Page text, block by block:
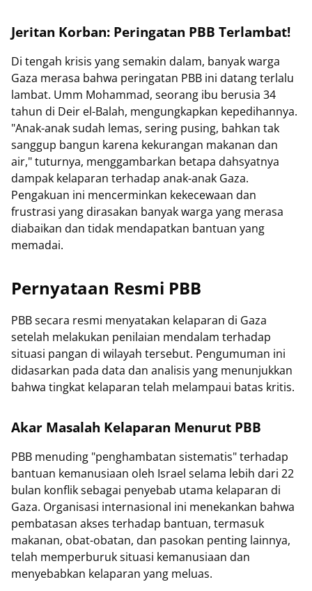
Jeritan Korban: Peringatan PBB Terlambat!
Di tengah krisis yang semakin dalam, banyak warga
Gaza merasa bahwa peringatan PBB ini datang terlalu
lambat. Umm Mohammad, seorang ibu berusia 34
tahun di Deir el-Balah, mengungkapkan kepedihannya.
"Anak-anak sudah lemas, sering pusing, bahkan tak
sanggup bangun karena kekurangan makanan dan
air," tuturnya, menggambarkan betapa dahsyatnya
dampak kelaparan terhadap anak-anak Gaza.
Pengakuan ini mencerminkan kekecewaan dan
frustrasi yang dirasakan banyak warga yang merasa
diabaikan dan tidak mendapatkan bantuan yang
memadai.
Pernyataan Resmi PBB
PBB secara resmi menyatakan kelaparan di Gaza
setelah melakukan penilaian mendalam terhadap
situasi pangan di wilayah tersebut. Pengumuman ini
didasarkan pada data dan analisis yang menunjukkan
bahwa tingkat kelaparan telah melampaui batas kritis.
Akar Masalah Kelaparan Menurut PBB
PBB menuding "penghambatan sistematis" terhadap
bantuan kemanusiaan oleh Israel selama lebih dari 22
bulan konflik sebagai penyebab utama kelaparan di
Gaza. Organisasi internasional ini menekankan bahwa
pembatasan akses terhadap bantuan, termasuk
makanan, obat-obatan, dan pasokan penting lainnya,
telah memperburuk situasi kemanusiaan dan
menyebabkan kelaparan yang meluas.